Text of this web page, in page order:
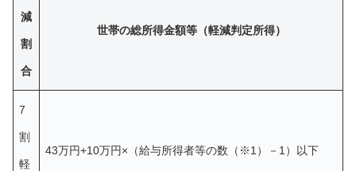
減
割
合
世帯の総所得金額等（軽減判定所得）
7
割
軽
43万円+10万円×（給与所得者等の数（※1）－1）以下